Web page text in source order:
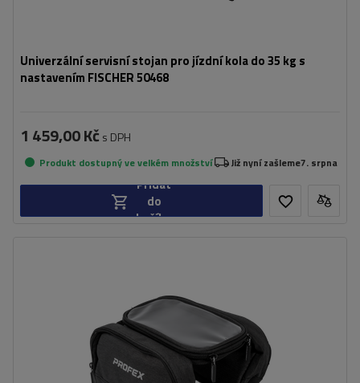
Univerzální servisní stojan pro jízdní kola do 35 kg s
nastavením FISCHER 50468
1 459,00 Kč s DPH
Produkt dostupný ve velkém množství Již nyní zašleme7. srpna
Přidat
do
košíku